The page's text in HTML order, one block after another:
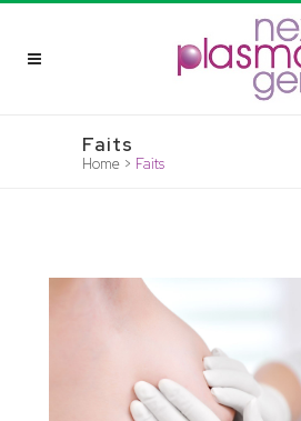
Faits
Home > Faits